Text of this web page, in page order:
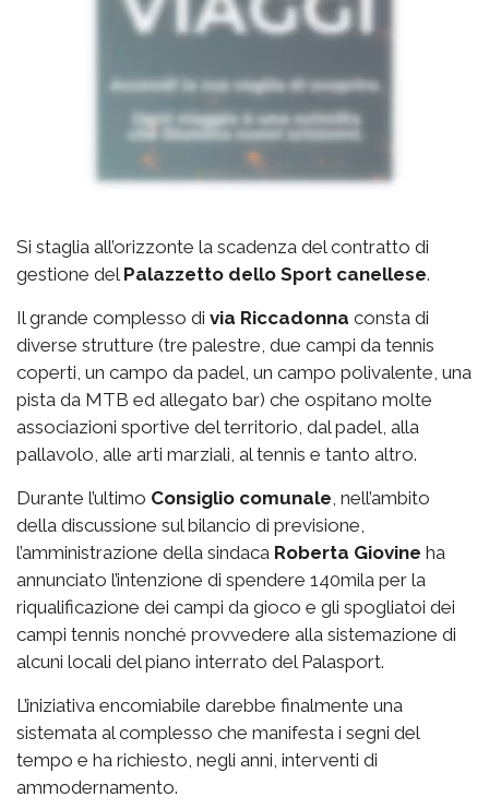
Si staglia all’orizzonte la scadenza del contratto di
gestione del Palazzetto dello Sport canellese.
Il grande complesso di via Riccadonna consta di
diverse strutture (tre palestre, due campi da tennis
coperti, un campo da padel, un campo polivalente, una
pista da MTB ed allegato bar) che ospitano molte
associazioni sportive del territorio, dal padel, alla
pallavolo, alle arti marziali, al tennis e tanto altro.
Durante l’ultimo Consiglio comunale, nell’ambito
della discussione sul bilancio di previsione,
l’amministrazione della sindaca Roberta Giovine ha
annunciato l’intenzione di spendere 140mila per la
riqualificazione dei campi da gioco e gli spogliatoi dei
campi tennis nonché provvedere alla sistemazione di
alcuni locali del piano interrato del Palasport.
L’iniziativa encomiabile darebbe finalmente una
sistemata al complesso che manifesta i segni del
tempo e ha richiesto, negli anni, interventi di
ammodernamento.